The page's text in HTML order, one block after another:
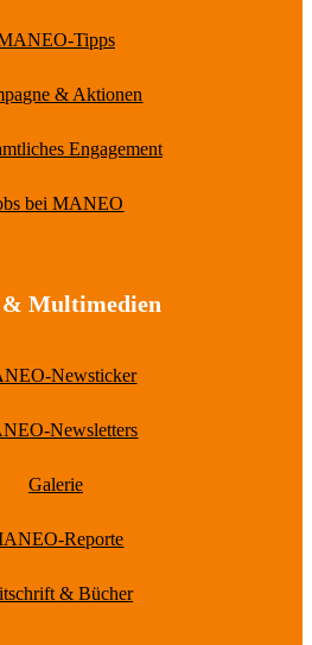
Tipps
& Aktionen
Engagement
bei MANEO
& Multimedien
Newsticker
Newsletters
Galerie
Reporte
& Bücher